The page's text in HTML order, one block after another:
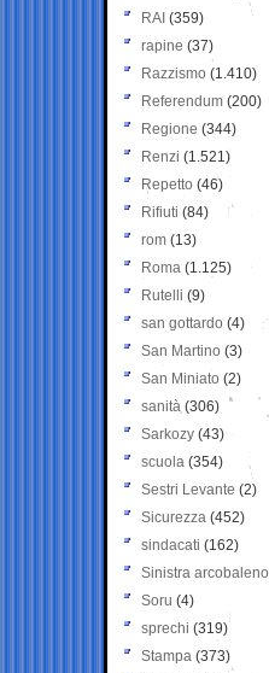
RAI (359)
rapine (37)
Razzismo (1.410)
Referendum (200)
Regione (344)
Renzi (1.521)
Repetto (46)
Rifiuti (84)
rom (13)
Roma (1.125)
Rutelli (9)
san gottardo (4)
San Martino (3)
San Miniato (2)
sanità (306)
Sarkozy (43)
scuola (354)
Sestri Levante (2)
Sicurezza (452)
sindacati (162)
Sinistra arcobaleno
Soru (4)
sprechi (319)
Stampa (373)